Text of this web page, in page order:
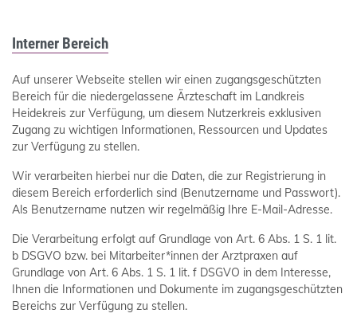
Interner Bereich
Auf unserer Webseite stellen wir einen zugangsgeschützten
Bereich für die niedergelassene Ärzteschaft im Landkreis
Heidekreis zur Verfügung, um diesem Nutzerkreis exklusiven
Zugang zu wichtigen Informationen, Ressourcen und Updates
zur Verfügung zu stellen.
Wir verarbeiten hierbei nur die Daten, die zur Registrierung in
diesem Bereich erforderlich sind (Benutzername und Passwort).
Als Benutzername nutzen wir regelmäßig Ihre E-Mail-Adresse.
Die Verarbeitung erfolgt auf Grundlage von Art. 6 Abs. 1 S. 1 lit.
b DSGVO bzw. bei Mitarbeiter*innen der Arztpraxen auf
Grundlage von Art. 6 Abs. 1 S. 1 lit. f DSGVO in dem Interesse,
Ihnen die Informationen und Dokumente im zugangsgeschützten
Bereichs zur Verfügung zu stellen.